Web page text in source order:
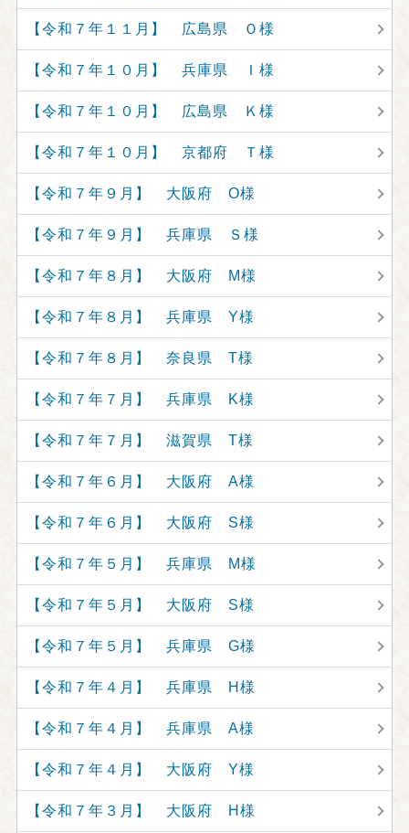
【令和７年１１月】 広島県 Ｏ様
【令和７年１０月】 兵庫県 Ｉ様
【令和７年１０月】 広島県 Ｋ様
【令和７年１０月】 京都府 Ｔ様
【令和７年９月】 大阪府 O様
【令和７年９月】 兵庫県 Ｓ様
【令和７年８月】 大阪府 M様
【令和７年８月】 兵庫県 Y様
【令和７年８月】 奈良県 T様
【令和７年７月】 兵庫県 K様
【令和７年７月】 滋賀県 T様
【令和７年６月】 大阪府 A様
【令和７年６月】 大阪府 S様
【令和７年５月】 兵庫県 M様
【令和７年５月】 大阪府 S様
【令和７年５月】 兵庫県 G様
【令和７年４月】 兵庫県 H様
【令和７年４月】 兵庫県 A様
【令和７年４月】 大阪府 Y様
【令和７年３月】 大阪府 H様